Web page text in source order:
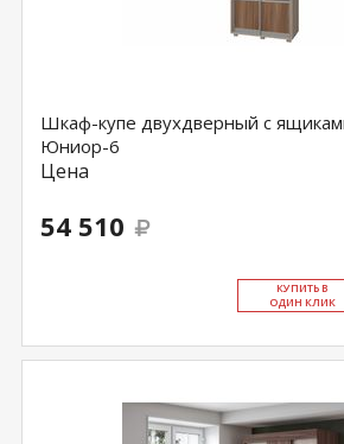
Шкаф-купе двухдверный с
Юниор-6
Цена
54 510
КУ­ПИТЬ В
ОДИН КЛИК